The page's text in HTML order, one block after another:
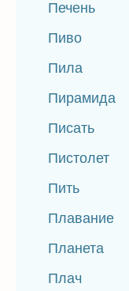
Печень
Пиво
Пила
Пирамида
Писать
Пистолет
Пить
Плавание
Планета
Плач